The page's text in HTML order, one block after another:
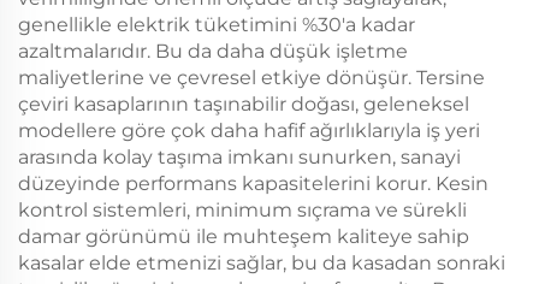
genellikle elektrik tüketimini %30'a kadar
azaltmalarıdır. Bu da daha düşük işletme
maliyetlerine ve çevresel etkiye dönüşür. Tersine
çeviri kasaplarının taşınabilir doğası, geleneksel
modellere göre çok daha hafif ağırlıklarıyla iş yeri
arasında kolay taşıma imkanı sunurken, sanayi
düzeyinde performans kapasitelerini korur. Kesin
kontrol sistemleri, minimum sıçrama ve sürekli
damar görünümü ile muhteşem kaliteye sahip
kasalar elde etmenizi sağlar, bu da kasadan sonraki